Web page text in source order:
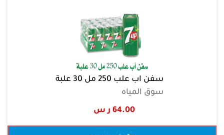
سفن اب علب 250 مل 30 علبة
سوق المياه
64.00 ر س